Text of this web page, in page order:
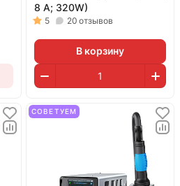
8 А; 320W)
5 20 отзывов
В корзину
СОВЕТУЕМ